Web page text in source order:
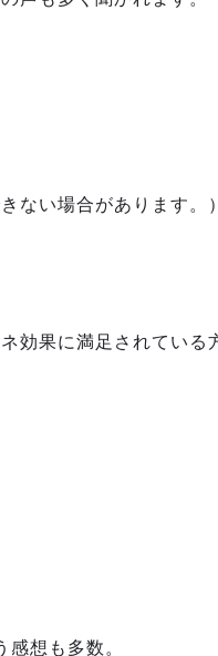
ない場合があります。）
効果に満足されている
想も多数。